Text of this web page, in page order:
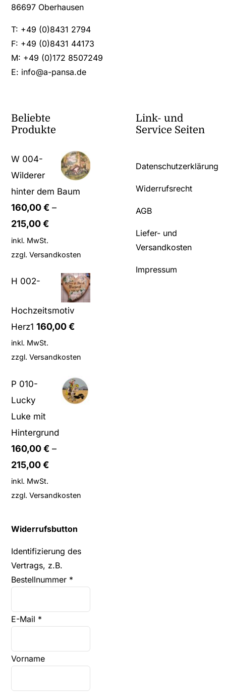
86697 Oberhausen
T: +49 (0)8431 2794
F: +49 (0)8431 44173
M: +49 (0)172 8507249
E: info@a-pansa.de
Beliebte
Produkte
W 004-
Wilderer
hinter dem Baum
160,00€ –
215,00€
inkl. MwSt.
zzgl.Versandkosten
H 002-
Hochzeitsmotiv
Herz1 160,00€
inkl. MwSt.
zzgl.Versandkosten
P 010-
Lucky
Luke mit
Hintergrund
160,00€ –
215,00€
inkl. MwSt.
zzgl.Versandkosten
Link- und
Service Seiten
Datenschutzerklärung
Widerrufsrecht
AGB
Liefer- und
Versandkosten
Impressum
Widerrufsbutton
Identifizierung des
Vertrags, z.B.
Bestellnummer *
E-Mail *
E-
(wiederholen)
Vorname